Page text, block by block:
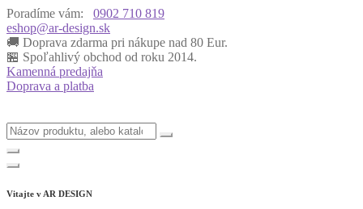
Poradíme vám:
0902 710 819
eshop@ar-design.sk
🚚 Doprava zdarma pri nákupe nad 80 Eur.
🏪 Spoľahlivý obchod od roku 2014.
Kamenná predajňa
Doprava a platba
Vitajte v AR DESIGN